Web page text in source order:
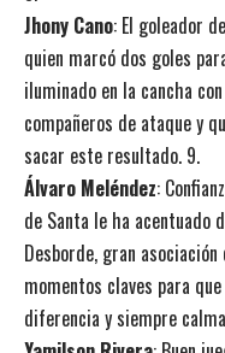
Jhony Cano: El goleador
quien marcó dos goles
iluminado en la cancha
compañeros de ataque y
sacar este resultado. 9.
Álvaro Meléndez:
de Santa le ha acentuado
Desborde, gran
momentos claves para
diferencia y siempre